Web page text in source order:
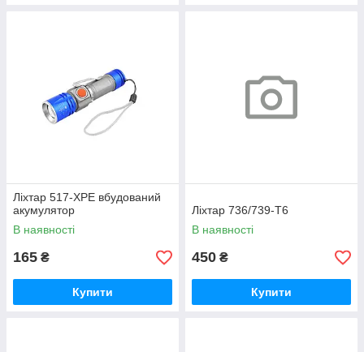
Ліхтар 517-XPE вбудований
акумулятор
В наявності
165 ₴
Купити
Ліхтар 736/739-T6
В наявності
450 ₴
Купити